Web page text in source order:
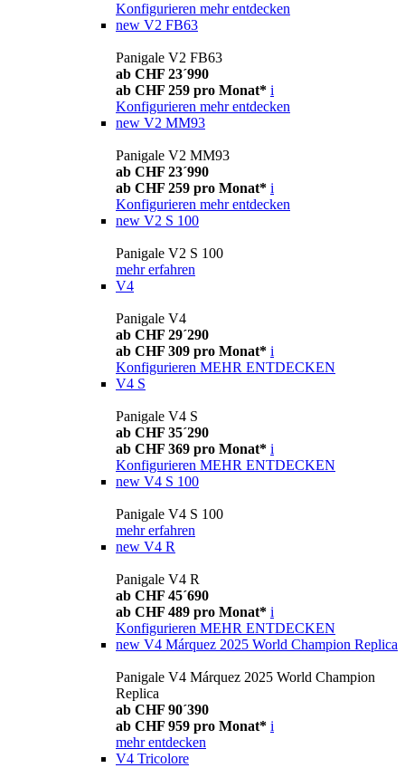
Konfigurieren mehr entdecken
new V2 FB63
Panigale V2 FB63
ab CHF 23´990
ab CHF 259 pro Monat* i
Konfigurieren mehr entdecken
new V2 MM93
Panigale V2 MM93
ab CHF 23´990
ab CHF 259 pro Monat* i
Konfigurieren mehr entdecken
new V2 S 100
Panigale V2 S 100
mehr erfahren
V4
Panigale V4
ab CHF 29´290
ab CHF 309 pro Monat* i
Konfigurieren MEHR ENTDECKEN
V4 S
Panigale V4 S
ab CHF 35´290
ab CHF 369 pro Monat* i
Konfigurieren MEHR ENTDECKEN
new V4 S 100
Panigale V4 S 100
mehr erfahren
new V4 R
Panigale V4 R
ab CHF 45´690
ab CHF 489 pro Monat* i
Konfigurieren MEHR ENTDECKEN
new V4 Márquez 2025 World Champion Replica
Panigale V4 Márquez 2025 World Champion
Replica
ab CHF 90´390
ab CHF 959 pro Monat* i
mehr entdecken
V4 Tricolore